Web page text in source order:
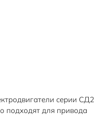
серии СД2
подходят для привода